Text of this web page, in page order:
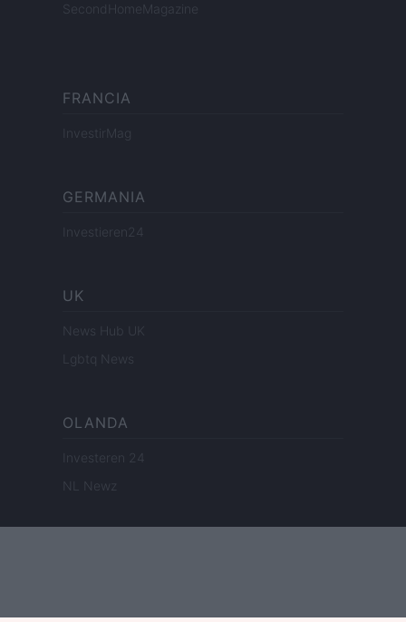
SecondHomeMagazine
FRANCIA
InvestirMag
GERMANIA
Investieren24
UK
News Hub UK
Lgbtq News
OLANDA
Investeren 24
NL Newz